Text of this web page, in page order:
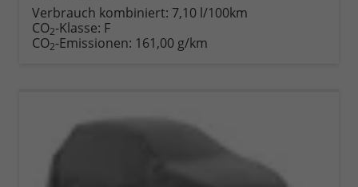
Verbrauch kombiniert: 7,10 l/100km
CO2-Klasse: F
CO2-Emissionen: 161,00 g/km